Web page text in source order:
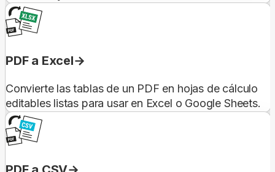
PDF a Excel
Convierte las tablas de un PDF en hojas de cálculo
editables listas para usar en Excel o Google Sheets.